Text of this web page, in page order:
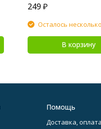
249₽
Осталось
В корзину
Помощь
Доставка,